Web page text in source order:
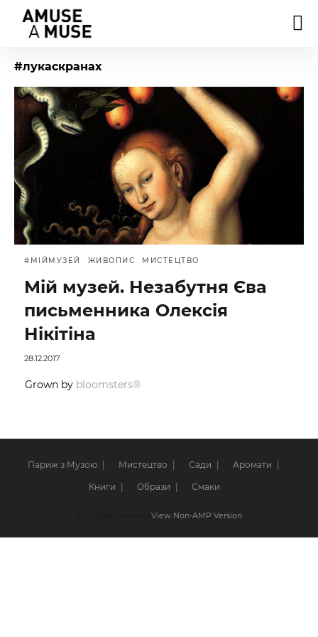
#лукаскранах
#МІЙМУЗЕЙ ЖИВОПИС МИСТЕЦТВО
Мій музей. Незабутня Єва
письменника Олексія
Нікітіна
28.12.2017
Grown by bloomsters®
Париж з Музою Мистецтво Сади Аромати
Книги Образи Смаки
View Non-AMP Version